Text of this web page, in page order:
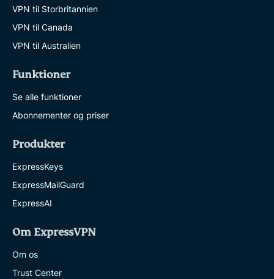
VPN til Storbritannien
VPN til Canada
VPN til Australien
Funktioner
Se alle funktioner
Abonnementer og priser
Produkter
ExpressKeys
ExpressMailGuard
ExpressAI
Om ExpressVPN
Om os
Trust Center